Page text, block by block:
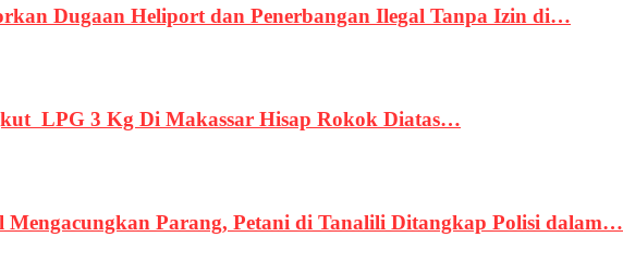
Dugaan Heliport dan Penerbangan Ilegal Tanpa Izin di…
LPG 3 Kg Di Makassar Hisap Rokok Diatas…
Parang, Petani di Tanalili Ditangkap Polisi dalam…